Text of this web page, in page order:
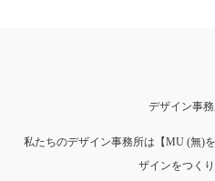
デザイン事
私たちのデザイン事務所は【MU (無)
ザインをつくり